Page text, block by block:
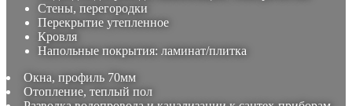
Стены, перегородки
Перекрытие утепленное
Кровля
Напольные покрытия: ламинат/плитка
Окна, профиль 70мм
Отопление, теплый пол